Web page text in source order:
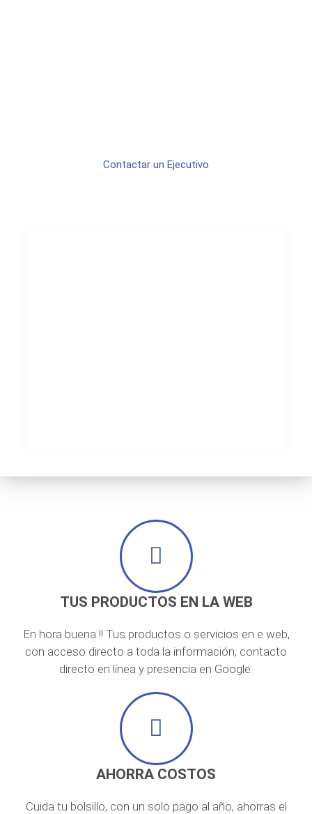
Contactar un Ejecutivo
TUS PRODUCTOS EN LA WEB
En hora buena !! Tus productos o servicios en e web,
con acceso directo a toda la información, contacto
directo en línea y presencia en Google.
AHORRA COSTOS
Cuida tu bolsillo, con un solo pago al año, ahorras el